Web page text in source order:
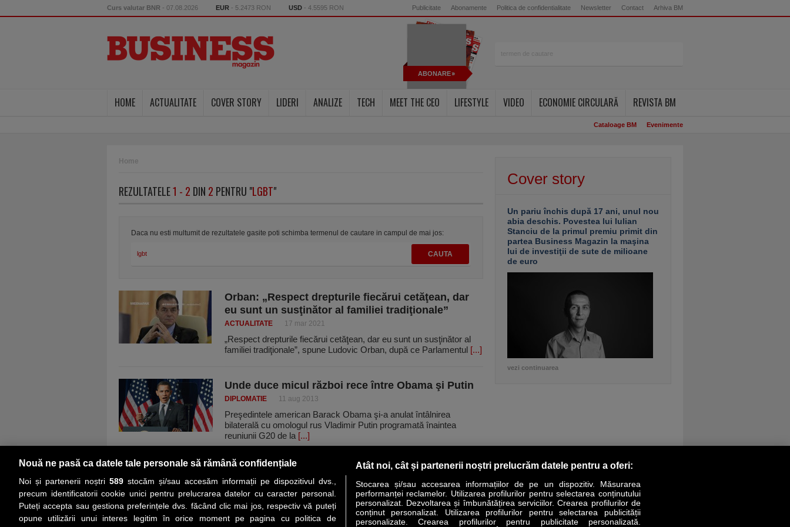
Curs valutar BNR - 07.08.2026 EUR - 5.2473 RON USD - 4.5595 RON Publicitate Abonamente Politica de confidentialitate Newsletter Contact Arhiva BM
ABONARE
HOME ACTUALITATE COVER STORY LIDERI ANALIZE TECH MEET THE CEO LIFESTYLE VIDEO ECONOMIE CIRCULARĂ REVISTA BM
Cataloage BM Evenimente
Home
REZULTATELE1 - 2 DIN 2 PENTRU "LGBT"
Daca nu esti multumit de rezultatele gasite poti schimba termenul de cautare in campul de mai jos:
Orban: „Respect drepturile fiecărui cetăţean, dar
eu sunt un susţinător al familiei tradiţionale”
ACTUALITATE 17 mar 2021
„Respect drepturile fiecărui cetăţean, dar eu sunt un susţinător al
familiei tradiţionale”, spune Ludovic Orban, după ce Parlamentul [...]
Unde duce micul război rece între Obama şi Putin
DIPLOMATIE 11 aug 2013
Preşedintele american Barack Obama şi-a anulat întâlnirea
bilaterală cu omologul rus Vladimir Putin programată înaintea
reuniunii G20 de la [...]
Cover story
Un pariu închis după 17 ani, unul nou
abia deschis. Povestea lui Iulian
Stanciu de la primul premiu primit din
partea Business Magazin la maşina
lui de investiţii de sute de milioane
de euro
vezi continuarea
PRIMA PAGINĂ COVER STORY LIDERI ANALIZE HI-TECH MEET THE CEO LIFESTYLE SPECIAL OPINII
Nouă ne pasă ca datele tale personale să rămână confidențiale
Noi și partenerii noștri 589stocăm și/sau accesăm informații pe dispozitivul dvs.,
precum identificatorii cookie unici pentru prelucrarea datelor cu caracter personal.
Puteți accepta sau gestiona preferințele dvs. făcând clic mai jos, respectiv vă puteți
opune utilizării unui interes legitim în orice moment pe pagina cu politica de
Atât noi, cât și partenerii noștri prelucrăm datele pentru a oferi:
Stocarea și/sau accesarea informațiilor de pe un dispozitiv. Măsurarea
performanței reclamelor. Utilizarea profilurilor pentru selectarea conținutului
personalizat. Dezvoltarea și îmbunătățirea serviciilor. Crearea profilurilor de
conținut personalizat. Utilizarea profilurilor pentru selectarea publicității
personalizate. Crearea profilurilor pentru publicitate personalizată.